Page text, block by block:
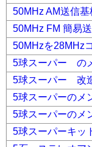
50MHz AM送信
50MHz FM 簡易
50MHzを28MHz
5球スーパー の
5球スーパー 改
5球スーパーの
5球スーパーの
5球スーパーキッ